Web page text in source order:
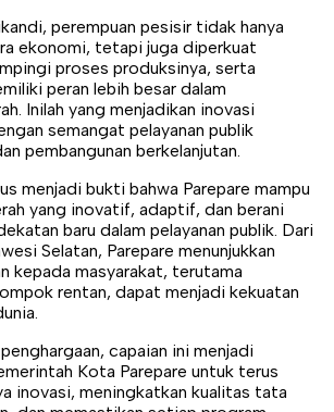
perempuan pesisir tidak hanya
ekonomi, tetapi juga diperkuat
proses produksinya, serta
peran lebih besar dalam
Inilah yang menjadikan inovasi
semangat pelayanan publik
pembangunan berkelanjutan.
menjadi bukti bahwa Parepare mampu
yang inovatif, adaptif, dan berani
baru dalam pelayanan publik. Dari
Selatan, Parepare menunjukkan
kepada masyarakat, terutama
rentan, dapat menjadi kekuatan
capaian ini menjadi
Kota Parepare untuk terus
inovasi, meningkatkan kualitas tata